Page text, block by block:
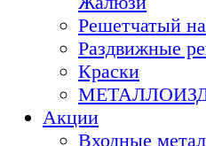
Решетчатый
Раздвижные
Краски
Акции
Входные